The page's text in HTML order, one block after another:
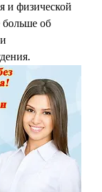
и физической
больше об